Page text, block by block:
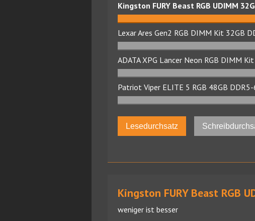
Kingston FURY Beast RGB UDIMM
Lexar Ares Gen2 RGB DIMM Kit 32GB
ADATA XPG Lancer Neon RGB DIMM
Patriot Viper ELITE 5 RGB 48GB
Lesedurchsatz
Kingston FURY Beast RGB
weniger ist besser